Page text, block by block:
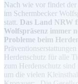
Nach wie vor findet der
im Schermbecker
statt. Das Land NRW
Wolfspräsenz immer
Probleme beim
Herdenschutz für alle
zum Herdenschutz sind
um die vielen